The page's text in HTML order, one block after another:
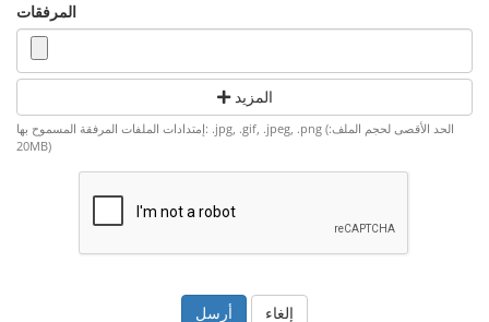
المرفقات
المزيد
إمتدادات الملفات المرفقة المسموح بها: .jpg, .gif, .jpeg, .png (الحد الأقصى لحجم الملف:
20MB)
إلغاء